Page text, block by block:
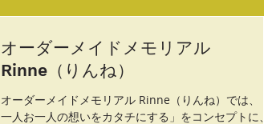
オーダーメイドメモリアル
Rinne（りんね）
オーダーメイドメモリアル Rinne（りんね）では、「お
一人お一人の想いをカタチにする」をコンセプトに、手